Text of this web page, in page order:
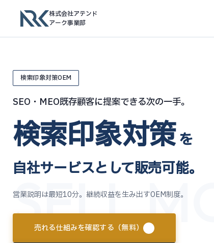
株式会社アテンド
アーク事業部
SELL
検索印象対策OEM
SEO・MEO既存顧客に提案できる次の一手。
検索印象対策を
自社サービスとして販売可能。
営業説明は最短10分。継続収益を生み出すOEM制度。
売れる仕組みを確認する（無料）